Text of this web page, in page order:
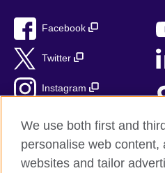
Facebook
Twitter
Instagram
We use both first and
personalise web content,
websites and tailor